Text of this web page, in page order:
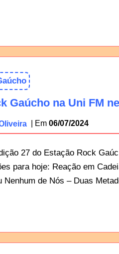
Gaúcho na Uni FM
06/07/2024
27 do Estação Rock
para hoje: Reação em
Nenhum de Nós – Duas